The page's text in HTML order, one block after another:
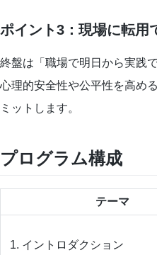
ポイント3：現場に転用
終盤は「職場で明日から実践
心理的安全性や公平性を高め
ミットします。
プログラム構成
テーマ
1. イントロダクション